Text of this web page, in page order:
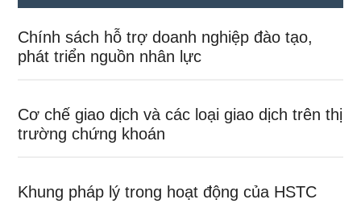
Chính sách hỗ trợ doanh nghiệp đào tạo,
phát triển nguồn nhân lực
Cơ chế giao dịch và các loại giao dịch trên thị
trường chứng khoán
Khung pháp lý trong hoạt động của HSTC